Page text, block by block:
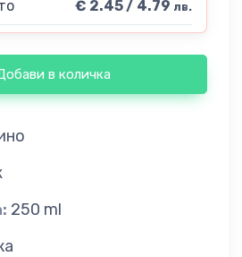
€ 2.45 / 4.79 лв.
в количка
250 ml